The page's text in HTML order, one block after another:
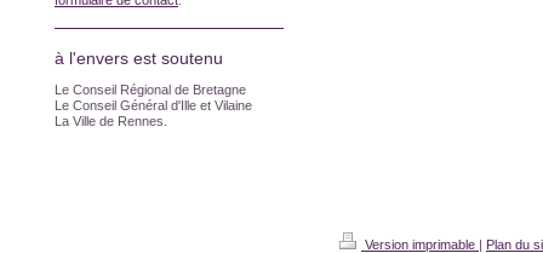
à l'envers est soutenu
Le Conseil Régional de Bretagne
Le Conseil Général d'Ille et Vilaine
La Ville de Rennes.
Version imprimable | Plan du